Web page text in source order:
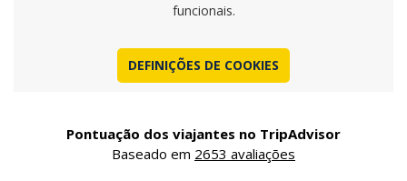
funcionais.
DEFINIÇÕES DE COOKIES
Pontuação dos viajantes no TripAdvisor
Baseado em 2653 avaliações